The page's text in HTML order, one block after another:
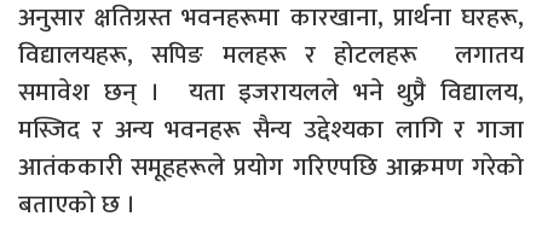
अनुसार क्षतिग्रस्त भवनहरूमा कारखाना, प्रार्थना घरहरू,
विद्यालयहरू, सपिङ मलहरू र होटलहरू लगातय
समावेश छन् । यता इजरायलले भने थुप्रै विद्यालय,
मस्जिद र अन्य भवनहरू सैन्य उद्देश्यका लागि र गाजा
आतंककारी समूहहरूले प्रयोग गरिएपछि आक्रमण गरेको
बताएको छ ।